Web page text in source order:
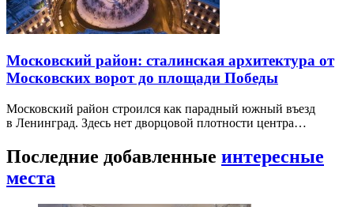
Московский район: сталинская архитектура от
Московских ворот до площади Победы
Московский район строился как парадный южный въезд
в Ленинград. Здесь нет дворцовой плотности центра…
Последние добавленные интересные
места